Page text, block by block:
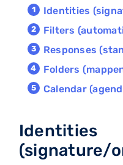
Identities
Filters
Responses
Folders
Calendar
Identities
(signature/